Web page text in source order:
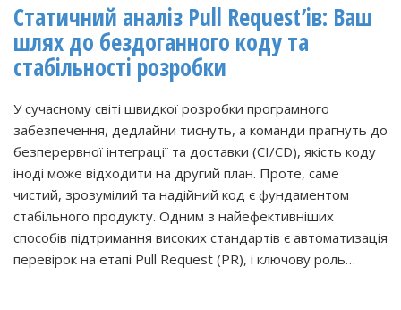
Статичний аналіз Pull Request’ів: Ваш
шлях до бездоганного коду та
стабільності розробки
У сучасному світі швидкої розробки програмного
забезпечення, дедлайни тиснуть, а команди прагнуть до
безперервної інтеграції та доставки (CI/CD), якість коду
іноді може відходити на другий план. Проте, саме
чистий, зрозумілий та надійний код є фундаментом
стабільного продукту. Одним з найефективніших
способів підтримання високих стандартів є автоматизація
перевірок на етапі Pull Request (PR), і ключову роль…